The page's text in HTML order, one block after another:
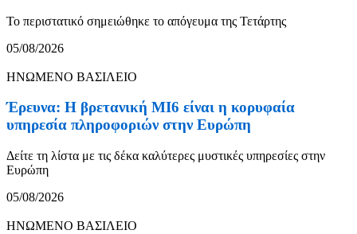
Το περιστατικό σημειώθηκε το απόγευμα της Τετάρτης
05/08/2026
ΗΝΩΜΕΝΟ ΒΑΣΙΛΕΙΟ
Έρευνα: Η βρετανική MI6 είναι η κορυφαία
υπηρεσία πληροφοριών στην Ευρώπη
Δείτε τη λίστα με τις δέκα καλύτερες μυστικές υπηρεσίες στην
Ευρώπη
05/08/2026
ΗΝΩΜΕΝΟ ΒΑΣΙΛΕΙΟ